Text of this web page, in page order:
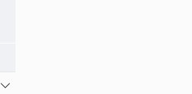
Vaihda alasvetovalikkoa